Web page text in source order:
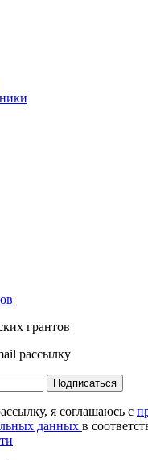
рассылку
Подписаться
я соглашаюсь с
данных в